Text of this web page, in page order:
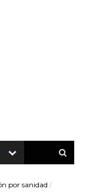
por sanidad /